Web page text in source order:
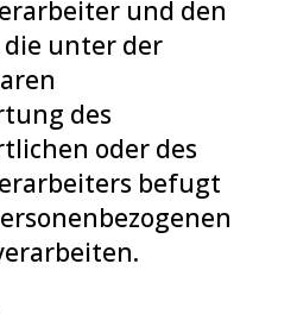
und den
die unter der
des
oder des
befugt